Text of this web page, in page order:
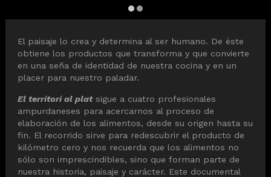
Diapositiva 2 de 2
El paisaje lo crea y determina al ser humano. De éste
obtiene los productos que transforma y que convierte
en una seña de identidad de nuestra cocina y en un
placer para nuestro paladar.
El territori al platsigue a cuatro profesionales
ampurdaneses para acercarnos al proceso de
elaboración de los alimentos, desde su origen hasta su
fin. El recorrido sirve para redescubrir el producto de
kilómetro cero y nos recuerda que los alimentos no
sólo son imprescindibles, sino que forman parte de
nuestra historia, paisaje y carácter. Este documental